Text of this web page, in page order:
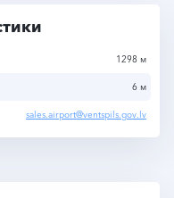
1298 м
6 м
sales.airport@ventspils.gov.lv